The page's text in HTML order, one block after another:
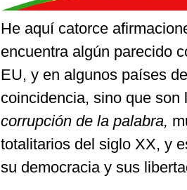
He aquí catorce
encuentra algún parecido
EU, y en algunos países
coincidencia, sino que
corrupción de la palabra,
totalitarios del siglo XX, y
su democracia y sus